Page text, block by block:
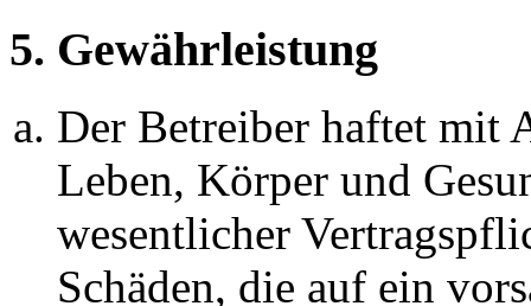
5. Gewährleistung
Der Betreiber haftet mit
Leben, Körper und
wesentlicher
Schäden, die auf ein